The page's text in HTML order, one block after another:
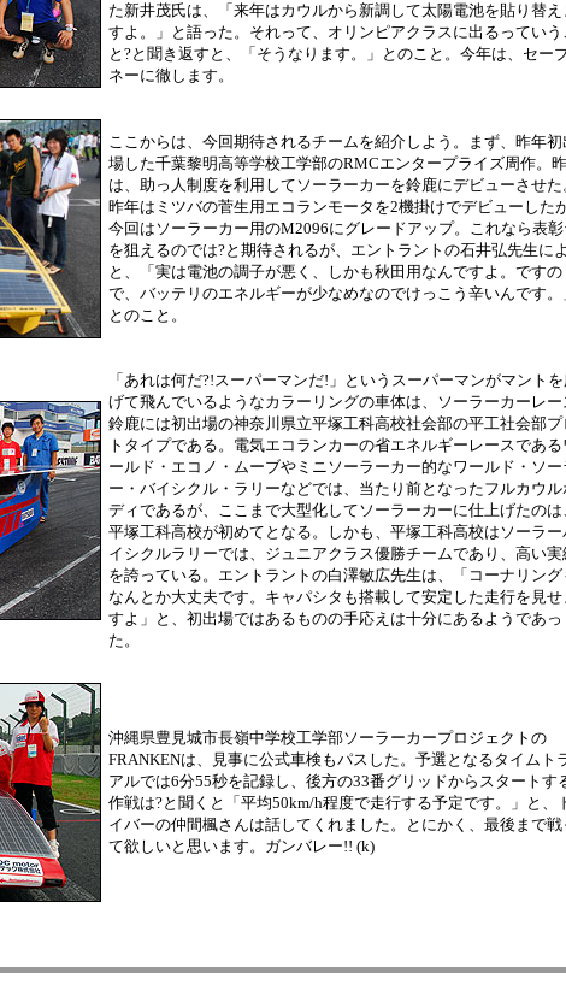
た新井茂氏は、「来年はカウルから新調して太陽電池を貼り替え
すよ。」と語った。それって、オリンピアクラスに出るっていう
と?と聞き返すと、「そうなります。」とのこと。今年は、セー
ネーに徹します。
ここからは、今回期待されるチームを紹介しよう。まず、昨年初
場した千葉黎明高等学校工学部のRMCエンタープライズ周作。
は、助っ人制度を利用してソーラーカーを鈴鹿にデビューさせた
昨年はミツバの菅生用エコランモータを2機掛けでデビューしたが
今回はソーラーカー用のM2096にグレードアップ。これなら表彰
を狙えるのでは?と期待されるが、エントラントの石井弘先生に
と、「実は電池の調子が悪く、しかも秋田用なんですよ。ですの
で、バッテリのエネルギーが少なめなのでけっこう辛いんです。
とのこと。
「あれは何だ?!スーパーマンだ!」というスーパーマンがマント
げて飛んでいるようなカラーリングの車体は、ソーラーカーレー
鈴鹿には初出場の神奈川県立平塚工科高校社会部の平工社会部プ
トタイプである。電気エコランカーの省エネルギーレースである
ールド・エコノ・ムーブやミニソーラーカー的なワールド・ソー
ー・バイシクル・ラリーなどでは、当たり前となったフルカウル
ディであるが、ここまで大型化してソーラーカーに仕上げたのは
平塚工科高校が初めてとなる。しかも、平塚工科高校はソーラー
イシクルラリーでは、ジュニアクラス優勝チームであり、高い実
を誇っている。エントラントの白澤敏広先生は、「コーナリング
なんとか大丈夫です。キャパシタも搭載して安定した走行を見せ
すよ」と、初出場ではあるものの手応えは十分にあるようであっ
た。
沖縄県豊見城市長嶺中学校工学部ソーラーカープロジェクトの
FRANKENは、見事に公式車検もパスした。予選となるタイムト
アルでは6分55秒を記録し、後方の33番グリッドからスタートす
作戦は?と聞くと「平均50km/h程度で走行する予定です。」と、
イバーの仲間楓さんは話してくれました。とにかく、最後まで戦
て欲しいと思います。ガンバレー!! (k)